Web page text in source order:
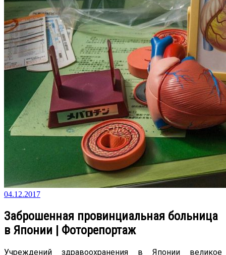
04.12.2017
Заброшенная провинциальная больница
в Японии | Фоторепортаж
Учреждений здравоохранения в Японии великое